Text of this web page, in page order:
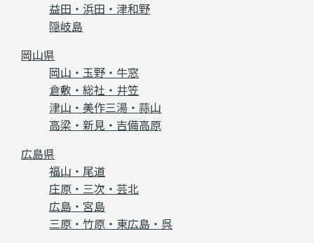
益田・浜田・津和野
隠岐島
岡山県
岡山・玉野・牛窓
倉敷・総社・井笠
津山・美作三湯・蒜山
高梁・新見・吉備高原
広島県
福山・尾道
庄原・三次・芸北
広島・宮島
三原・竹原・東広島・呉